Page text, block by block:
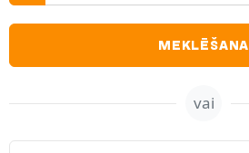
MEKLĒŠANA
vai